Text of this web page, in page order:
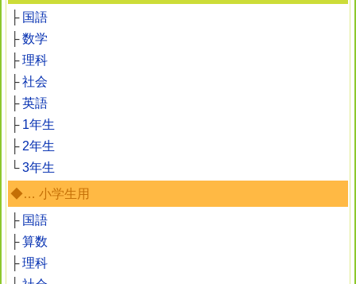
├ 国語
├数学
├理科
├社会
├英語
├ 1年生
├ 2年生
└3年生
◆… 小学生用
├ 国語
├算数
├理科